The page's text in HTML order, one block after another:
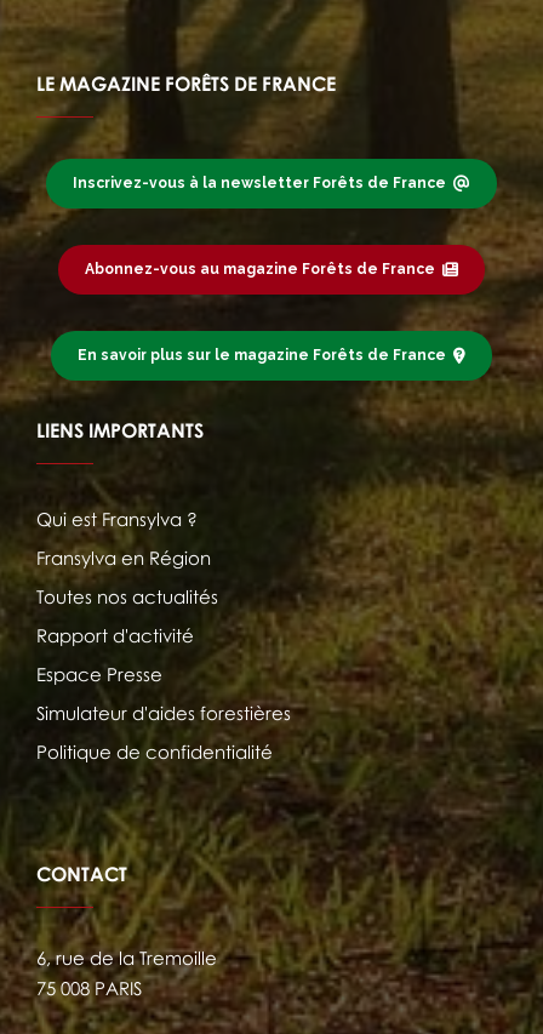
LE MAGAZINE FORÊTS DE FRANCE
Inscrivez-vous à la newsletter Forêts de France
Abonnez-vous au magazine Forêts de France
En savoir plus sur le magazine Forêts de France
LIENS IMPORTANTS
Qui est Fransylva ?
Fransylva en Région
Toutes nos actualités
Rapport d'activité
Espace Presse
Simulateur d'aides forestières
Politique de confidentialité
CONTACT
6, rue de la Tremoille
75 008 PARIS